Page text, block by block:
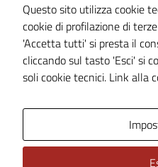
Informativa privacy
Cookie Policy
Note legali
Dichiarazione di accessibilità
Piano di miglioramento del sito
Statistiche sito web
Questo sito utilizza cookie
cookie di profilazione di
'Accetta tutti' si presta il
cliccando sul tasto 'Esci' si
soli cookie tecnici. Link alla